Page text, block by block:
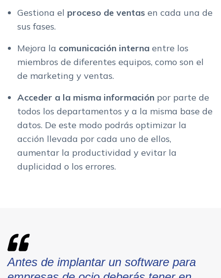
Gestiona el proceso de ventas en cada una de
sus fases.
Mejora la comunicación interna entre los
miembros de diferentes equipos, como son el
de marketing y ventas.
Acceder a la misma información por parte de
todos los departamentos y a la misma base de
datos. De este modo podrás optimizar la
acción llevada por cada uno de ellos,
aumentar la productividad y evitar la
duplicidad o los errores.
Antes de implantar un software para